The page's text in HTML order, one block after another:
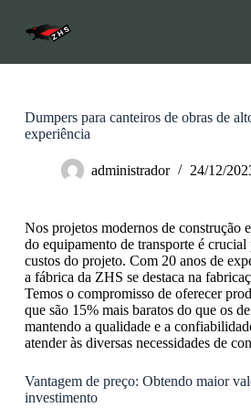
a
ú
d
Dumpers para canteiros de obras de
experiência
administrador 24/12/
Nos projetos modernos de construção
do equipamento de transporte é crucial
custos do projeto. Com 20 anos de
a fábrica da ZHS se destaca na
Temos o compromisso de oferecer
que são 15% mais baratos do que os
mantendo a qualidade e a
atender às diversas necessidades de
Vantagem de preço: Obtendo maior
investimento